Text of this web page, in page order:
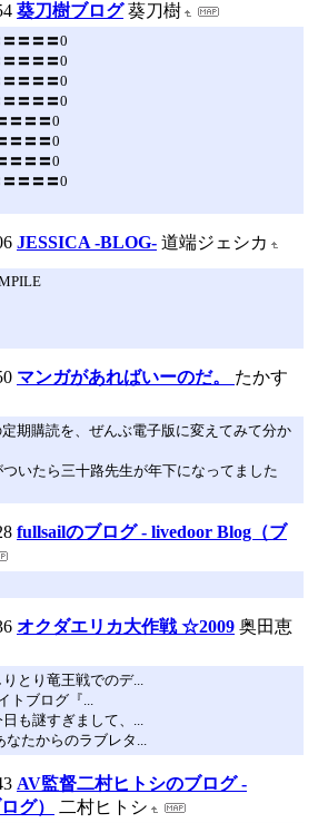
葵刀樹ブログ 葵刀樹
〓〓〓0
〓〓〓0
〓〓〓0
〓〓〓0
〓〓〓0
〓〓〓0
〓〓〓0
〓〓〓0
JESSICA -BLOG- 道端ジェシカ
マンガがあればいーのだ。 たかす
期購読を、ぜんぶ電子版に変えてみて分か
ついたら三十路先生が年下になってました
fullsailのブログ - livedoor Blog（ブ
オクダエリカ大作戦 ☆2009 奥田恵
りとり竜王戦でのデ...
トブログ『...
も謎すぎまして、...
なたからのラブレタ...
AV監督二村ヒトシのブログ -
グ）
二村ヒトシ